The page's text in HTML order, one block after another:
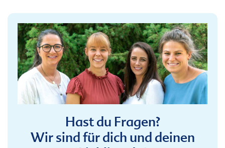
Hast du Fragen?
Wir sind für dich und deinen